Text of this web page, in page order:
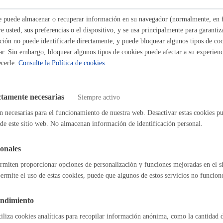
cultural
Calendario fiscal
Portal de transparencia
a abonar
la utilización de la sala es gratuito.
Paz y los Derechos Humanos cede sus instalaciones, esto es, el
empresas responsables para la ejecución de las necesidades
se desarrolla fuera del horario de oficina (Lunes a Viernes de 8-
para el desarrollo de sus actividades y preparacion y recogida de la
7 días
almacenar o recuperar información en su navegador (normalmente, en
usted, sus preferencias o el dispositivo, y se usa principalmente para
no puede identificarle directamente, y puede bloquear algunos tipos de
Sin embargo, bloquear algunos tipos de cookies puede afectar a su
Consulte la Política de cookies
necesarias Siempre activo
necesarias para el funcionamiento de nuestra web. Desactivar estas cookies
este sitio web. No almacenan información de identificación personal.
proporcionar opciones de personalización y funciones mejoradas en el
el uso de estas cookies, puede que algunos de estos servicios no
cookies analíticas para recopilar información anónima, como la cantidad